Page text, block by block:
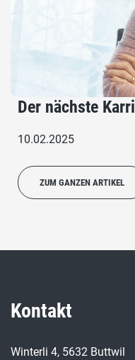
Der nächste
10.02.2025
ZUM GANZEN ARTIKEL
Kontakt
Winterli 4, 5632 Buttwil